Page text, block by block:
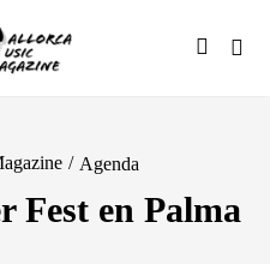
/ Agenda
Fest en Palma